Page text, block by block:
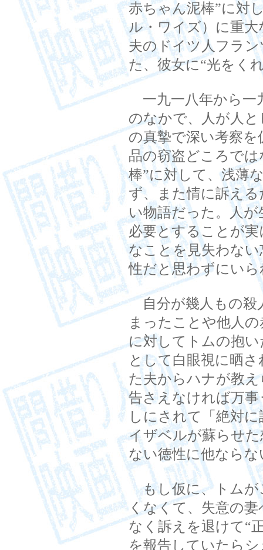
赤ちゃん泥棒”に対
ル・ワイズ）に重
夫のドイツ人フラ
た、彼女に“光をく
一九一八年から一
のなかで、人が人
の真摯で深い考察
品の窃盗どころで
棒”に対して、浅薄
ず、また情に訴え
い物語だった。人
必要とすることが
なことを見失わな
性だと思わずにい
自分が幾人もの殺
まったことや他人
に対してトムの抱
として白眼視に晒
た夫からハナが教
告さえなければ万
しにされて「絶対
イザベルが蘇らせ
ない徳性に他なら
もし仮に、トムが
くなくて、失意の
なく訴えを退けて“
を報告していたら